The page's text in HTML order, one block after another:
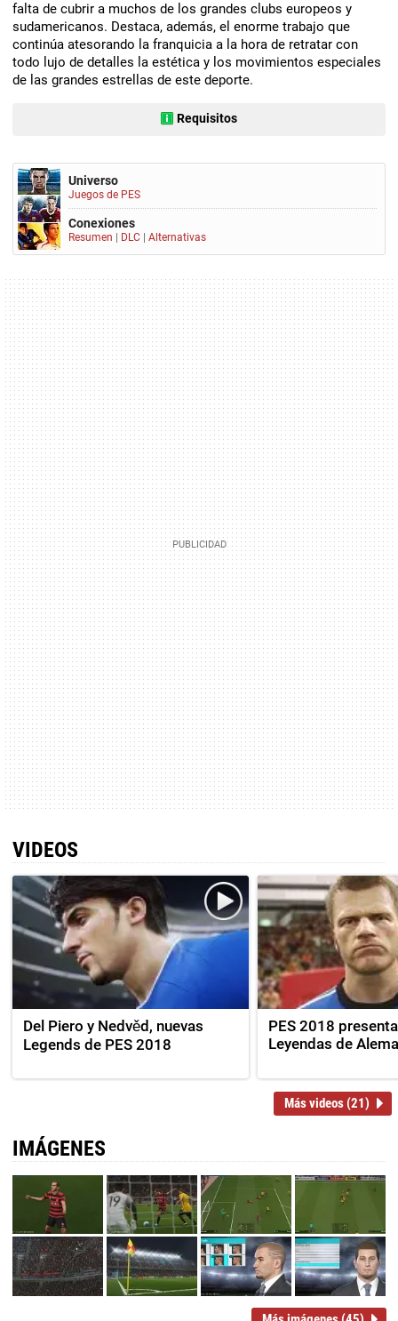
falta de cubrir a muchos de los grandes clubs europeos y
sudamericanos. Destaca, además, el enorme trabajo que
continúa atesorando la franquicia a la hora de retratar con
todo lujo de detalles la estética y los movimientos especiales
de las grandes estrellas de este deporte.
Requisitos
Universo
Juegos de PES
Conexiones
Resumen DLC Alternativas
VIDEOS
Del Piero y Nedvěd, nuevas
Legends de PES 2018
PES 2018
Leyendas de
Más videos (21)
IMÁGENES